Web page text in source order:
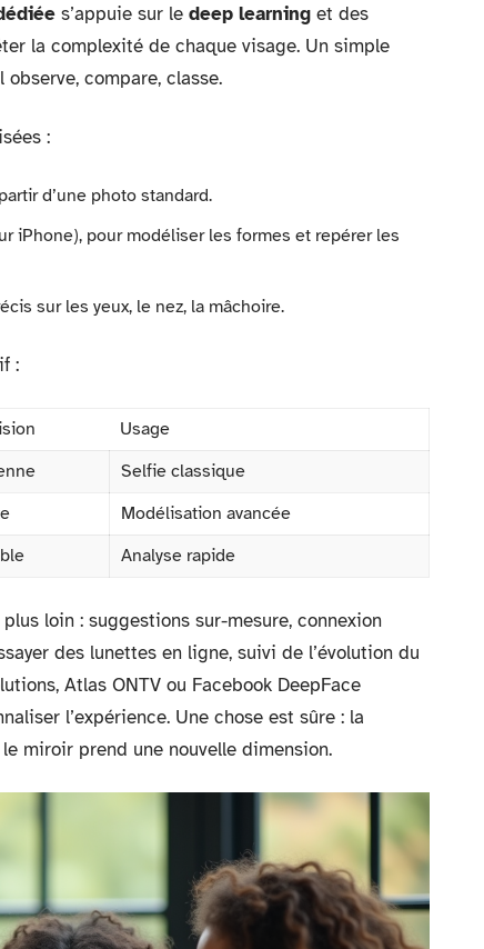
s’appuie sur le deep learning et des
la complexité de chaque visage. Un simple
compare, classe.
:
d’une photo standard.
iPhone), pour modéliser les formes et repérer les
sur les yeux, le nez, la mâchoire.
:
Usage
Selfie classique
Modélisation avancée
Analyse rapide
loin : suggestions sur-mesure, connexion
des lunettes en ligne, suivi de l’évolution du
Atlas ONTV ou Facebook DeepFace
l’expérience. Une chose est sûre : la
miroir prend une nouvelle dimension.